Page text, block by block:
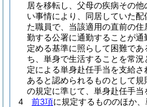
居を移転し、父母の疾病その
い事情により、同居していた
た職員で、当該適用の直前の
勤する公署に通勤することが
定める基準に照らして困難であ
ち、単身で生活することを常
定による単身赴任手当を支給
あると認められるものとして規
の規定に準じて、単身赴任手当
4
前3項に規定するもののほか